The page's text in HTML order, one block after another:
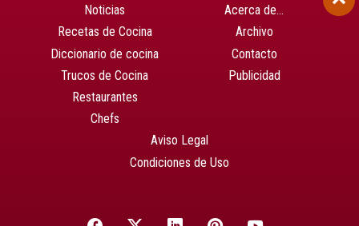
Noticias
Recetas de Cocina
Diccionario de cocina
Trucos de Cocina
Restaurantes
Chefs
Acerca de…
Archivo
Contacto
Publicidad
Aviso Legal
Condiciones de Uso